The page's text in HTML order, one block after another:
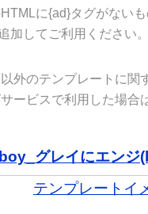
に{ad}タグがない
加してご利用ください
外のテンプレートに関
ービスで利用した場合
boy_グレイにエン
テンプレートイ